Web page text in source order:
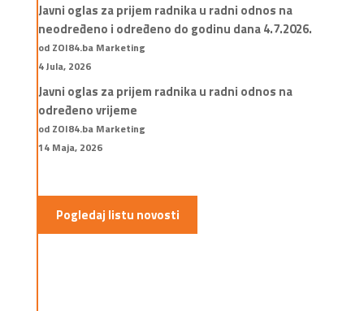
Javni oglas za prijem radnika u radni odnos na
neodređeno i određeno do godinu dana 4.7.2026.
od ZOI84.ba Marketing
4 Jula, 2026
Javni oglas za prijem radnika u radni odnos na
određeno vrijeme
od ZOI84.ba Marketing
14 Maja, 2026
Pogledaj listu novosti